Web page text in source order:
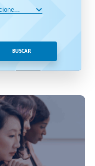
BUSCAR